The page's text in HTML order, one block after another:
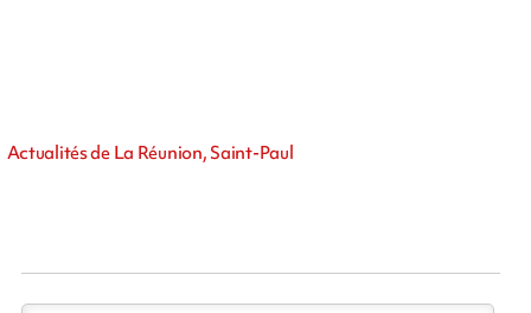
Actualités de La Réunion, Saint-Paul